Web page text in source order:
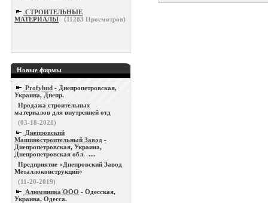
СТРОИТЕЛЬНЫЕ
МАТЕРИАЛЫ
(11283 Просмотров)
Новые фирмы
Profybud - Днепропетровская,
Украина, Днепр.
Продажа строительных
материалов для внутренней отд
(03-18-2021)
Днепровский
Машиностроительный Завод -
Днепропетровская, Украина,
Днепропетровская обл. ....
Предприятие «Днепровский Завод
Металлоконструкций»
(11-20-2019)
Алюминика ООО - Одесская,
Украина, Одесса.